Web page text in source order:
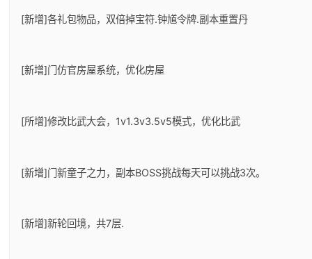
[新增]各礼包物品，双倍掉宝符.钟馗令牌.副本重置丹
[新增]门仿官房屋系统，优化房屋
[所增]修改比武大会，1v1.3v3.5v5模式，优化比武
[新增]门新童子之力，副本BOSS挑战每天可以挑战3次。
[新增]新轮回境，共7层.